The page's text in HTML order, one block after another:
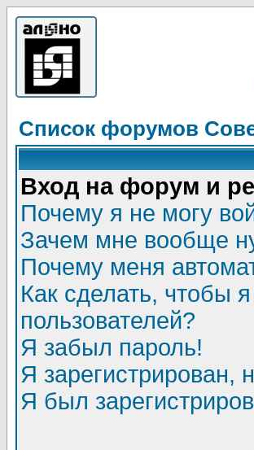
Список форумов
Вход на форум и
Почему я не могу
Зачем мне вообще
Почему меня
Как сделать, чтобы
пользователей?
Я забыл пароль!
Я зарегистрирован,
Я был